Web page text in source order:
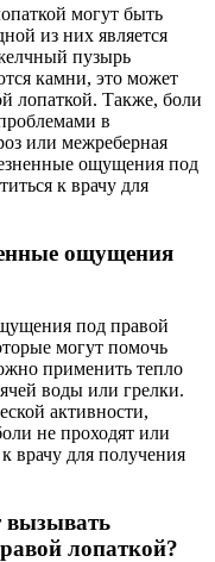
могут быть
из них является
пузырь
камни, это может
лопаткой. Также, боли
в
или межреберная
ощущения под
к врачу для
ощущения
под правой
могут помочь
применить тепло
воды или грелки.
активности,
не проходят или
врачу для получения
вызывать
лопаткой?